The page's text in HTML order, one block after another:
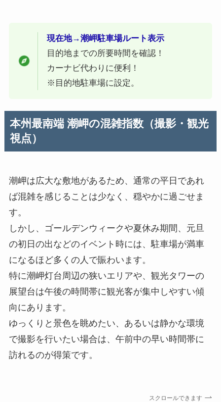
現在地→潮岬駐車場ルート表示
目的地までの所要時間を確認！
カーナビ代わりに便利！
※目的地駐車場に設定。
本州最南端 潮岬の混雑指数（撮影・観光
視点）
潮岬は広大な敷地があるため、通常の平日であれ
ば混雑を感じることは少なく、穏やかに過ごせま
す。
しかし、ゴールデンウィークや夏休み期間、元旦
の初日の出などのイベント時には、駐車場が満車
になるほど多くの人で賑わいます。
特に潮岬灯台周辺の狭いエリアや、観光タワーの
展望台は午後の時間帯に観光客が集中しやすい傾
向にあります。
ゆっくりと景色を眺めたい、あるいは静かな環境
で撮影を行いたい場合は、午前中の早い時間帯に
訪れるのが得策です。
スクロールできます